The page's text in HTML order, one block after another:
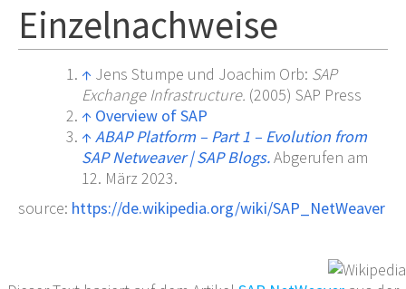
Einzelnachweise
↑ Jens Stumpe und Joachim Orb: SAP
Exchange Infrastructure. (2005) SAP Press
↑ Overview of SAP
↑ABAP Platform – Part 1 – Evolution from
SAP Netweaver|SAP Blogs.Abgerufen am
12. März 2023.
source: https://de.wikipedia.org/wiki/SAP_NetWeaver